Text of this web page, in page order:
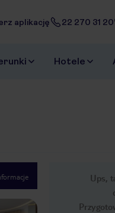
aplikację 22 270 31 20
Hotele
Ups,
Next slide
1 /26